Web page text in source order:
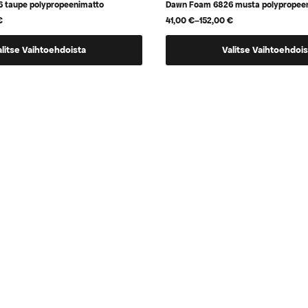
taupe polypropeenimatto
Vaihtoehdoista
Dawn Foam 6826 musta
41,00€–152,00€
Hintaluokka:
41,00 €
Valitse
tuotteella